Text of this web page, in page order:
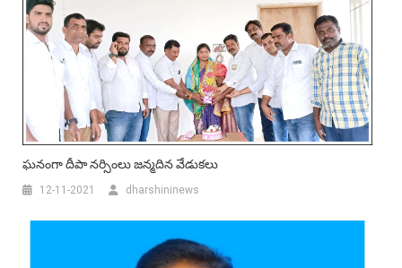
ఘ‌నంగా దీపా న‌ర్సింలు జ‌న్మ‌దిన వేడుక‌లు
12-11-2021 dharshininews